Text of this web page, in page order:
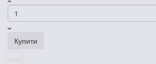
Купити